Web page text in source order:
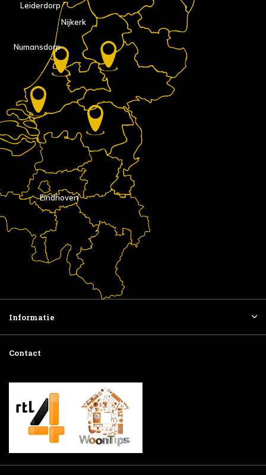
Eindhoven
Nijkerk
Numansdorp
Leiderdorp
Informatie
Contact